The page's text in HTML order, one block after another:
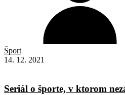
Šport
14. 12. 2021
Seriál o športe, v ktorom